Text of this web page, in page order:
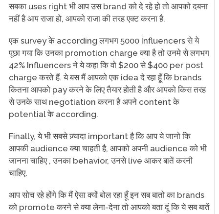
सबका uses right भी आप उस brand को दे रहे हो तो आपको दबना
नहीं है आप राजा हो, आपको राजा की तरह एक्ट करना है.
एक survey के according लगभग 5000 Influencers से ये
पूछा गया कि उनका promotion charge क्या है तो उनमे से लगभग
42% Influencers ने ये कहा कि वो $200 से $400 per post
charge करते हैं. ये बस मैं आपको एक idea दे रहा हूँ कि brands
कितना आपको pay करने के लिए तैयार होती है और आपको किस तरह
से उनके साथ negotiation करना है अपने content के
potential के according.
Finally, ये भी सबसे ज़्यादा important है कि आप ये जानो कि
आपकी audience क्या चाहती है, आपको अपनी audience को भी
जानना चाहिए , उनका behavior, उनसे live आकर बातें करनी
चाहिए.
आप सोच रहे होंगे कि मैं ऐसा क्यों बोल रहा हूँ इन सब बातो का brands
को promote करने से क्या लेना-देना तो आपको बता दूं कि ये सब बातें